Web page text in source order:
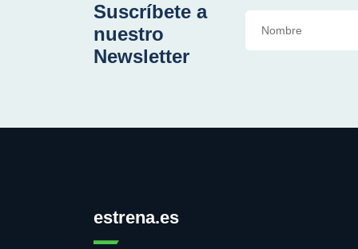
Suscríbete a
nuestro
Newsletter
estrena.es